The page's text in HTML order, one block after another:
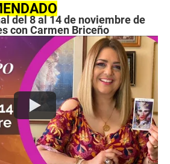
del 8 al 14 de noviembre de
con Carmen Briceño